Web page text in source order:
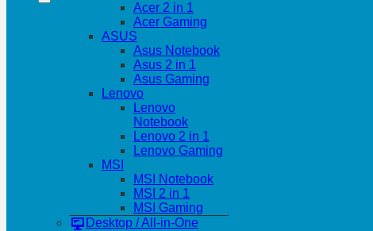
Acer 2 in 1
Acer Gaming
ASUS
Asus Notebook
Asus 2 in 1
Asus Gaming
Lenovo
Lenovo
Notebook
Lenovo 2 in 1
Lenovo Gaming
MSI
MSI Notebook
MSI 2 in 1
MSI Gaming
Desktop / All-in-One